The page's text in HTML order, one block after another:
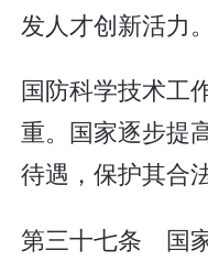
发人才创新活力。
国防科学技术工
重。国家逐步提
待遇，保护其合
第三十七条 国